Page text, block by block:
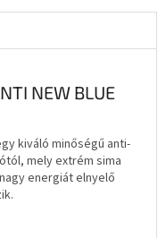
NEW BLUE
kiváló minőségű anti-
mely extrém sima
energiát elnyelő